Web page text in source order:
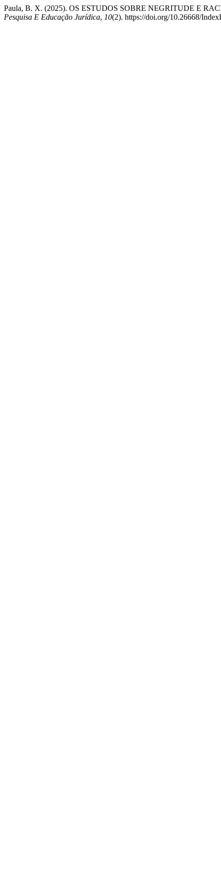
Paula, B. X. (2025). OS ESTUDOS SOBRE NEGRITUDE E
Pesquisa E Educação Jurídica, 10(2). https://doi.org/10.26668/